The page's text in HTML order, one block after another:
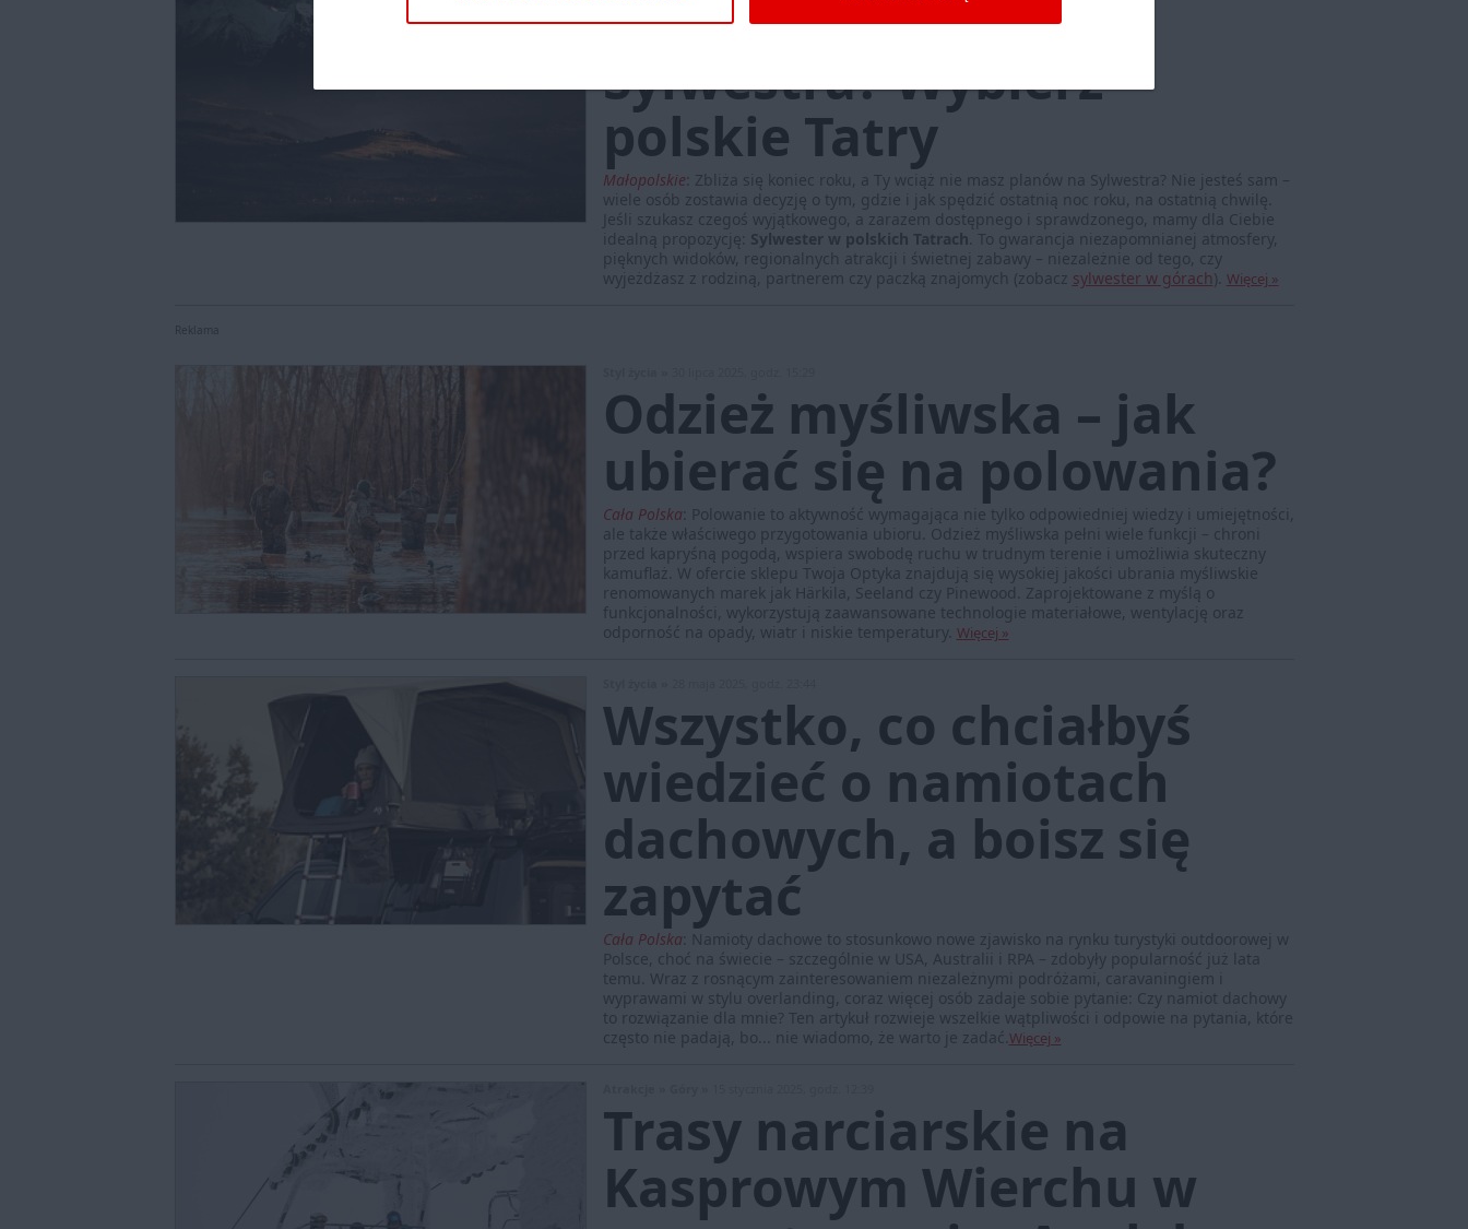
Nie masz planów na
Sylwestra? Wybierz
polskie Tatry
Małopolskie Zbliża się koniec roku, a Ty wciąż nie masz planów na Sylwestra? Nie jesteś sam –
wiele osób zostawia decyzję o tym, gdzie i jak spędzić ostatnią noc roku, na ostatnią chwilę.
Jeśli szukasz czegoś wyjątkowego, a zarazem dostępnego i sprawdzonego, mamy dla Ciebie
idealną propozycję: Sylwester w polskich Tatrach . To gwarancja niezapomnianej atmosfery,
pięknych widoków, regionalnych atrakcji i świetnej zabawy – niezależnie od tego, czy
wyjeżdżasz z rodziną, partnerem czy paczką znajomych (zobacz sylwester w górach ). Więcej »
Reklama
Odzież myśliwska – jak
ubierać się na polowania?
Cała Polska Polowanie to aktywność wymagająca nie tylko odpowiedniej wiedzy i umiejętności,
ale także właściwego przygotowania ubioru. Odzież myśliwska pełni wiele funkcji – chroni
przed kapryśną pogodą, wspiera swobodę ruchu w trudnym terenie i umożliwia skuteczny
kamuflaż. W ofercie sklepu Twoja Optyka znajdują się wysokiej jakości ubrania myśliwskie
renomowanych marek jak Härkila, Seeland czy Pinewood. Zaprojektowane z myślą o
funkcjonalności, wykorzystują zaawansowane technologie materiałowe, wentylację oraz
odporność na opady, wiatr i niskie temperatury. Więcej »
Wszystko, co chciałbyś
wiedzieć o namiotach
dachowych, a boisz się
zapytać
Cała Polska Namioty dachowe to stosunkowo nowe zjawisko na rynku turystyki outdoorowej w
Polsce, choć na świecie – szczególnie w USA, Australii i RPA – zdobyły popularność już lata
temu. Wraz z rosnącym zainteresowaniem niezależnymi podróżami, caravaningiem i
wyprawami w stylu overlanding, coraz więcej osób zadaje sobie pytanie: Czy namiot dachowy
to rozwiązanie dla mnie? Ten artykuł rozwieje wszelkie wątpliwości i odpowie na pytania, które
często nie padają, bo... nie wiadomo, że warto je zadać. Więcej »
Trasy narciarskie na
Kasprowym Wierchu w